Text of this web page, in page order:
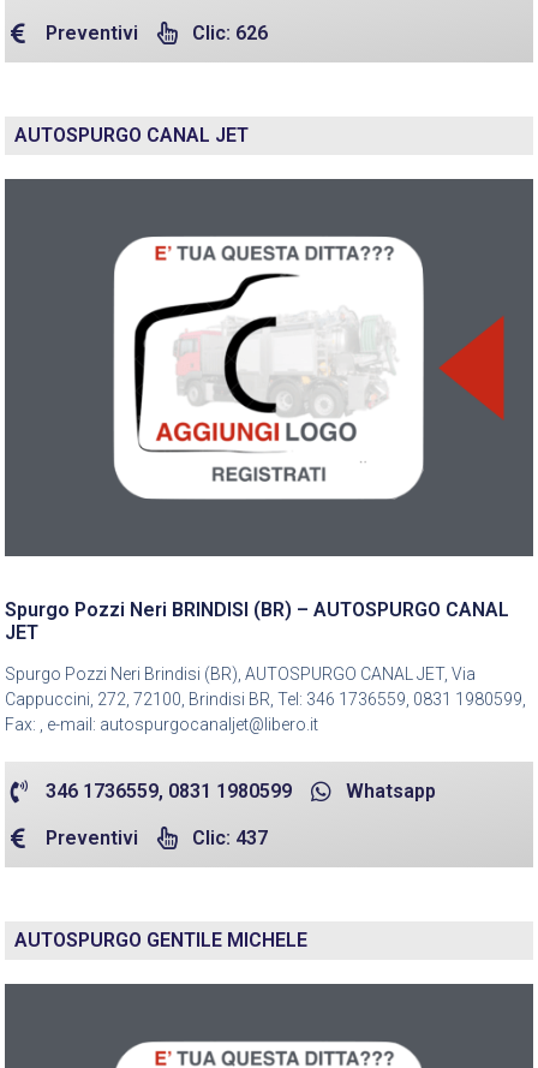
Preventivi Clic: 626
AUTOSPURGO CANAL JET
Spurgo Pozzi Neri BRINDISI (BR) – AUTOSPURGO CANAL
JET
Spurgo Pozzi Neri Brindisi (BR), AUTOSPURGO CANAL JET, Via
Cappuccini, 272, 72100, Brindisi BR, Tel: 346 1736559, 0831 1980599,
Fax: , e-mail: autospurgocanaljet@libero.it
346 1736559, 0831 1980599 Whatsapp
Preventivi Clic: 437
AUTOSPURGO GENTILE MICHELE